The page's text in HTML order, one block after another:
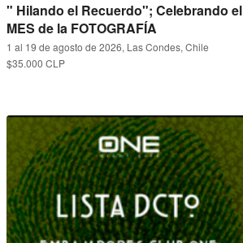
" Hilando el Recuerdo"; Celebrando el
MES de la FOTOGRAFÍA
1 al 19 de agosto de 2026, Las Condes, Chile
$35.000 CLP